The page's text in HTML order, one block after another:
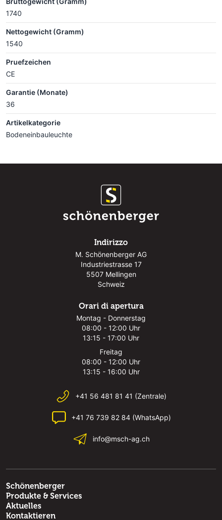
1740
Nettogewicht (Gramm)
1540
Pruefzeichen
CE
Garantie (Monate)
36
Artikelkategorie
Bodeneinbauleuchte
Indirizzo
M. Schönenberger AG
Industriestrasse 17
5507 Mellingen
Schweiz
Orari di apertura
Montag - Donnerstag
08:00 - 12:00 Uhr
13:15 - 17:00 Uhr
Freitag
08:00 - 12:00 Uhr
13:15 - 16:00 Uhr
+41 56 481 81 41 (Zentrale)
+41 76 739 82 84 (WhatsApp)
info@msch-ag.ch
Schönenberger
Produkte & Services
Aktuelles
Kontaktieren